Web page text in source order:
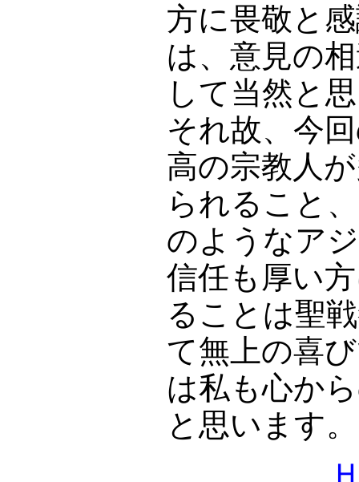
方に畏敬と
は、意見の
して当然と
それ故、今
高の宗教人
られること
のようなア
信任も厚い
ることは聖
て無上の喜
は私も心か
と思います。